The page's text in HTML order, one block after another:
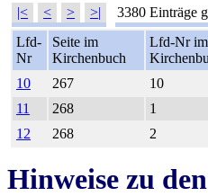
|< < > >| 3380 Einträge
Lfd-
Nr
Seite im
Kirchenbuch
Lfd-Nr im
10
267 10
11
268 1
12
268 2
Hinweise zu